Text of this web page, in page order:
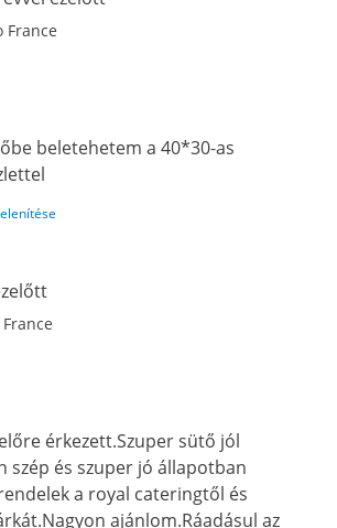
France
beletehetem a 40*30-as
érkezett.Szuper sütő jól
szép és szuper jó állapotban
a royal cateringtől és
ajánlom.Ráadásul az